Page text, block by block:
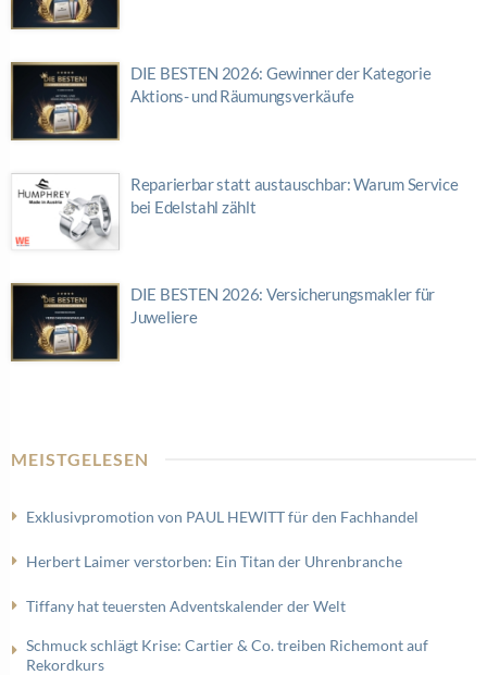
DIE BESTEN 2026: Gewinner der Kategorie
Aktions- und Räumungsverkäufe
Reparierbar statt austauschbar: Warum Service
bei Edelstahl zählt
DIE BESTEN 2026: Versicherungsmakler für
Juweliere
MEISTGELESEN
Exklusivpromotion von PAUL HEWITT für den Fachhandel
Herbert Laimer verstorben: Ein Titan der Uhrenbranche
Tiffany hat teuersten Adventskalender der Welt
Schmuck schlägt Krise: Cartier & Co. treiben Richemont auf
Rekordkurs